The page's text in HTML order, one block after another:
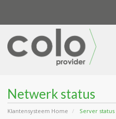
Netwerk status
Klantensysteem Home Server status